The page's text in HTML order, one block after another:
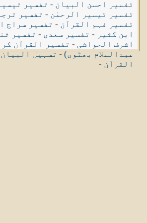
تفسیر احسن البیان - تفسیر
تفسیر تیسیر الرحمٰن - تفسیر
تفسیر فہم القرآن - تفسیر سراج
ابن کثیر - تفسیر سعدی - تفسیر
اشرف الحواشی - تفسیر القرآن
عبدالسلام بھٹوی)-تسہیل
القرآن -